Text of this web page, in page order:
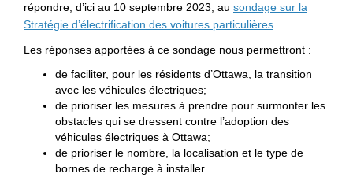
répondre, d’ici au 10 septembre 2023, au sondage sur la
Stratégie d’électrification des voitures particulières(Liens externes)
Les réponses apportées à ce sondage nous permettront :
de faciliter, pour les résidents d’Ottawa, la transition
avec les véhicules électriques;
de prioriser les mesures à prendre pour surmonter les
obstacles qui se dressent contre l’adoption des
véhicules électriques à Ottawa;
de prioriser le nombre, la localisation et le type de
bornes de recharge à installer.